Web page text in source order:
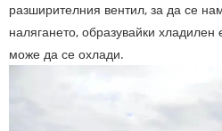
разширителния вентил, за да се
налягането, образувайки хладилен
може да се охлади.